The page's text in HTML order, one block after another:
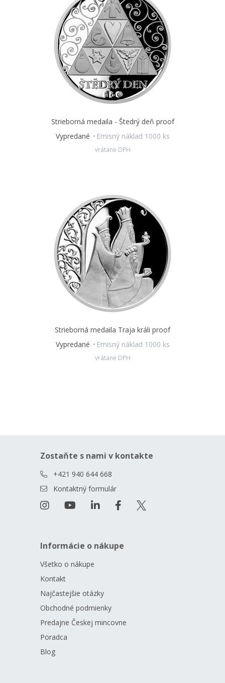
Strieborná medaila - Štedrý deň proof
Vypredané
Emisný náklad 1000 ks
vrátane DPH
Strieborná medaila Traja králi proof
Vypredané
Emisný náklad 1000 ks
vrátane DPH
Zostaňte s nami v kontakte
+421 940 644 668
Kontaktný formulár
Informácie o nákupe
Všetko o nákupe
Kontakt
Najčastejšie otázky
Obchodné podmienky
Predajne Českej mincovne
Poradca
Blog